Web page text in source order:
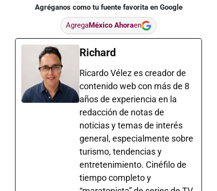
Agréganos como tu fuente favorita en Google
AgregaMéxico Ahoraen
Richard
Ricardo Vélez es creador de
contenido web con más de 8
años de experiencia en la
redacción de notas de
noticias y temas de interés
general, especialmente sobre
turismo, tendencias y
entretenimiento. Cinéfilo de
tiempo completo y